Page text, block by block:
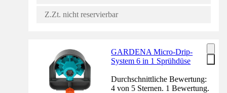
Z.Zt. nicht reservierbar
GARDENA Micro-Drip-
System 6 in 1 Sprühdüse
Durchschnittliche Bewertung:
4 von 5 Sternen. 1 Bewertung.